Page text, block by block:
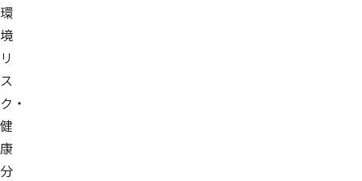
環
境
リ
ス
ク・
健
康
分